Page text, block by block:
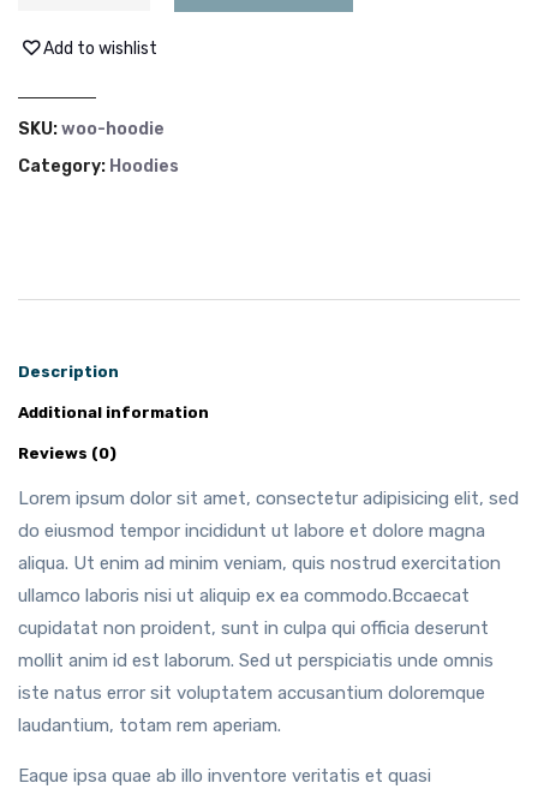
Add to wishlist
SKU:woo-hoodie
Category: Hoodies
Description
Additional information
Reviews (0)
Lorem ipsum dolor sit amet, consectetur adipisicing elit, sed
do eiusmod tempor incididunt ut labore et dolore magna
aliqua. Ut enim ad minim veniam, quis nostrud exercitation
ullamco laboris nisi ut aliquip ex ea commodo.Bccaecat
cupidatat non proident, sunt in culpa qui officia deserunt
mollit anim id est laborum. Sed ut perspiciatis unde omnis
iste natus error sit voluptatem accusantium doloremque
laudantium, totam rem aperiam.
Eaque ipsa quae ab illo inventore veritatis et quasi